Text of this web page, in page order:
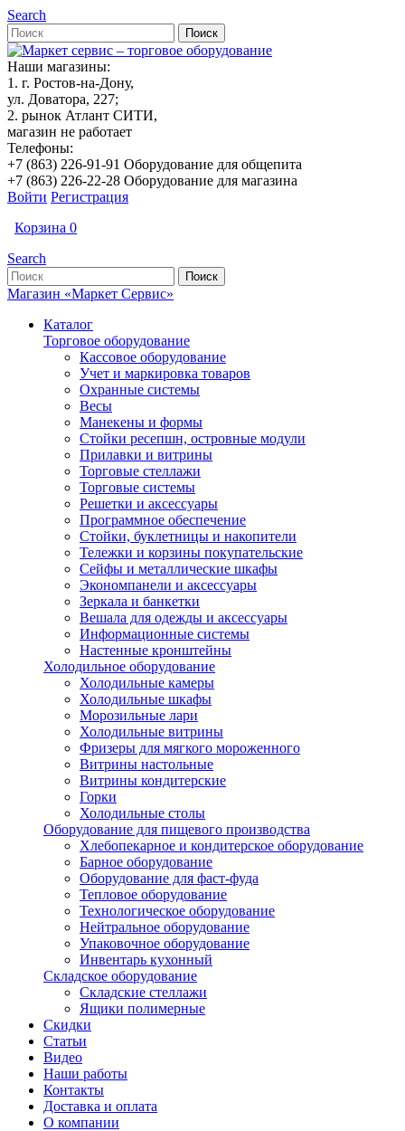
Search
Наши магазины:
1. г. Ростов-на-Дону,
ул. Доватора, 227;
2. рынок Атлант СИТИ,
магазин не работает
Телефоны:
+7 (863) 226-91-91 Оборудование для общепита
+7 (863) 226-22-28 Оборудование для магазина
Войти Регистрация
Корзина 0
Search
Магазин «Маркет Сервис»
Каталог
Торговое оборудование
Кассовое оборудование
Учет и маркировка товаров
Охранные системы
Весы
Манекены и формы
Стойки ресепшн, островные модули
Прилавки и витрины
Торговые стеллажи
Торговые системы
Решетки и аксессуары
Программное обеспечение
Стойки, буклетницы и накопители
Тележки и корзины покупательские
Сейфы и металлические шкафы
Экономпанели и аксессуары
Зеркала и банкетки
Вешала для одежды и аксессуары
Информационные системы
Настенные кронштейны
Холодильное оборудование
Холодильные камеры
Холодильные шкафы
Морозильные лари
Холодильные витрины
Фризеры для мягкого мороженного
Витрины настольные
Витрины кондитерские
Горки
Холодильные столы
Оборудование для пищевого производства
Хлебопекарное и кондитерское оборудование
Барное оборудование
Оборудование для фаст-фуда
Тепловое оборудование
Технологическое оборудование
Нейтральное оборудование
Упаковочное оборудование
Инвентарь кухонный
Складское оборудование
Складские стеллажи
Ящики полимерные
Скидки
Статьи
Видео
Наши работы
Контакты
Доставка и оплата
О компании